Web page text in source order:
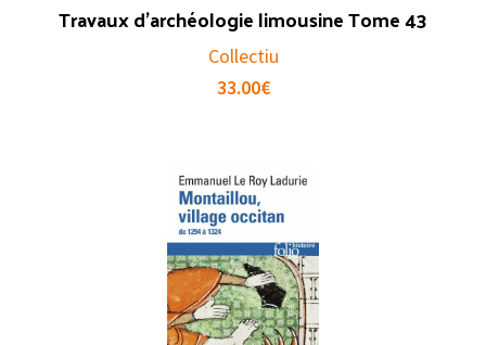
Travaux d’archéologie limousine Tome 43
Collectiu
33.00€